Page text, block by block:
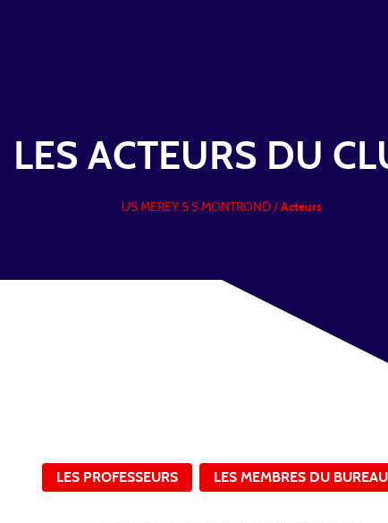
LES ACTEURS DU
US MEREY S S MONTROND / Acteurs
LES PROFESSEURS LES MEMBRES DU BUREAU